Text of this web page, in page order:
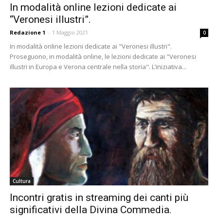
In modalità online lezioni dedicate ai
“Veronesi illustri”.
Redazione 1 - 1 Maggio 2021 0
In modalità online lezioni dedicate ai "Veronesi illustri".
Proseguono, in modalità online, le lezioni dedicate ai "Veronesi
illustri in Europa e Verona centrale nella storia". L’iniziativa...
Cultura
Incontri gratis in streaming dei canti più
significativi della Divina Commedia.